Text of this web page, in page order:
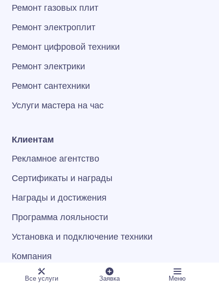
Ремонт газовых плит
Ремонт электроплит
Ремонт цифровой техники
Ремонт электрики
Ремонт сантехники
Услуги мастера на час
Клиентам
Рекламное агентство
Сертификаты и награды
Награды и достижения
Программа лояльности
Установка и подключение техники
Компания
Все услуги Заявка Меню